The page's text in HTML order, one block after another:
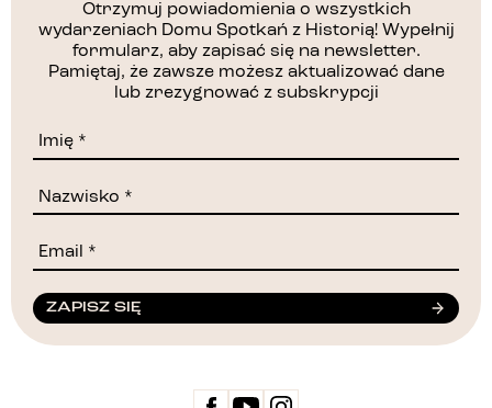
Otrzymuj powiadomienia o wszystkich
wydarzeniach Domu Spotkań z Historią! Wypełnij
formularz, aby zapisać się na newsletter.
Pamiętaj, że zawsze możesz aktualizować dane
lub zrezygnować z subskrypcji
ZAPISZ SIĘ